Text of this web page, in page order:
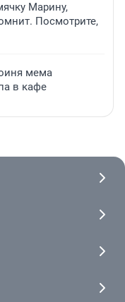
Марину,
Посмотрите,
мема
в кафе